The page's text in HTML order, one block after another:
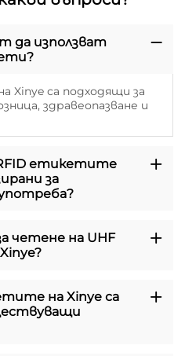
да използват
Xinye са подходящи за
здравеопазване и
етикетите
за
четене на UHF
на Xinye са